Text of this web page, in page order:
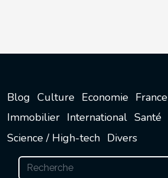
Blog Culture Economie France
Immobilier International Santé
Science / High-tech Divers